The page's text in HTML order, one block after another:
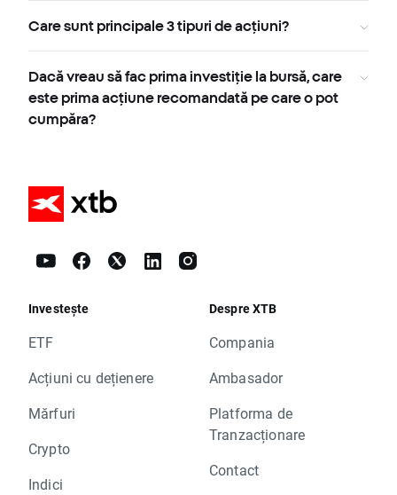
Care sunt principale 3 tipuri de acțiuni?
Dacă vreau să fac prima investiție la bursă, care
este prima acțiune recomandată pe care o pot
cumpăra?
Investește
ETF
Acțiuni cu dețienere
Mărfuri
Crypto
Indici
Despre XTB
Compania
Ambasador
Platforma de
Tranzacționare
Contact